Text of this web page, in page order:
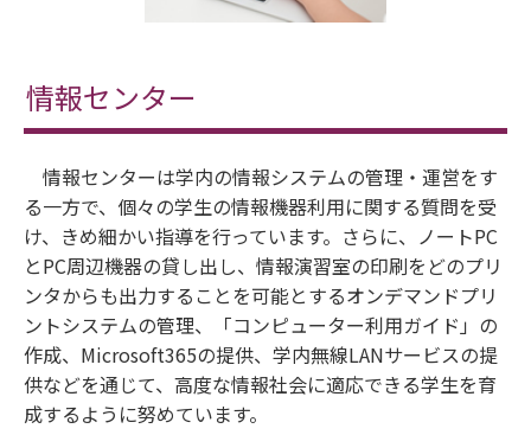
情報センター
情報センターは学内の情報システムの管理・運営をす
る一方で、個々の学生の情報機器利用に関する質問を受
け、きめ細かい指導を行っています。さらに、ノートPC
とPC周辺機器の貸し出し、情報演習室の印刷をどのプリ
ンタからも出力することを可能とするオンデマンドプリ
ントシステムの管理、「コンピューター利用ガイド」の
作成、Microsoft365の提供、学内無線LANサービスの提
供などを通じて、高度な情報社会に適応できる学生を育
成するように努めています。